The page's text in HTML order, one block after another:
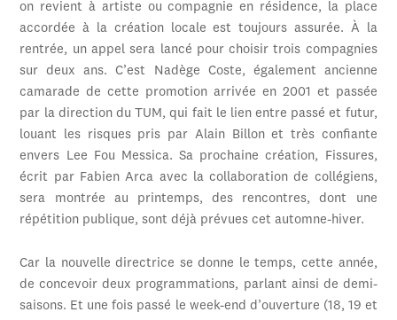
on revient à artiste ou compagnie en résidence, la place
accordée à la création locale est toujours assurée. À la
rentrée, un appel sera lancé pour choisir trois compagnies
sur deux ans. C’est Nadège Coste, également ancienne
camarade de cette promotion arrivée en 2001 et passée
par la direction du TUM, qui fait le lien entre passé et futur,
louant les risques pris par Alain Billon et très confiante
envers Lee Fou Messica. Sa prochaine création, Fissures,
écrit par Fabien Arca avec la collaboration de collégiens,
sera montrée au printemps, des rencontres, dont une
répétition publique, sont déjà prévues cet automne-hiver.
Car la nouvelle directrice se donne le temps, cette année,
de concevoir deux programmations, parlant ainsi de demi-
saisons. Et une fois passé le week-end d’ouverture (18, 19 et